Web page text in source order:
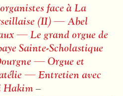
face à La
(II) — Abel
— Le grand orgue de
Sainte-Scholastique
— Orgue et
— Entretien avec
Hakim–